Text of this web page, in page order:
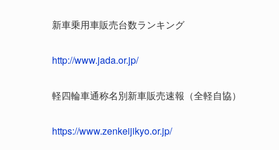
新車乗用車販売台数ランキング
http://www.jada.or.jp/
軽四輪車通称名別新車販売速報（全軽自協）
https://www.zenkeijikyo.or.jp/